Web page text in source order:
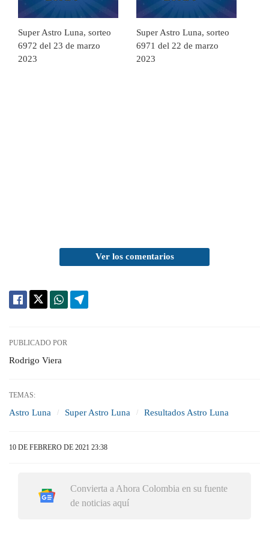
Super Astro Luna, sorteo
6972 del 23 de marzo
2023
Super Astro Luna, sorteo
6971 del 22 de marzo
2023
Ver los comentarios
PUBLICADO POR
Rodrigo Viera
TEMAS:
Astro Luna Super Astro Luna Resultados Astro Luna
10 DE FEBRERO DE 2021 23:38
Convierta a Ahora Colombia en su fuente
de noticias aquí